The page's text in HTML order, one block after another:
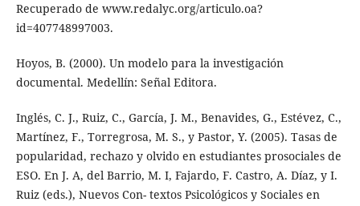
Recuperado de www.redalyc.org/articulo.oa?
id=407748997003.
Hoyos, B. (2000). Un modelo para la investigación
documental. Medellín: Señal Editora.
Inglés, C. J., Ruiz, C., García, J. M., Benavides, G., Estévez, C.,
Martínez, F., Torregrosa, M. S., y Pastor, Y. (2005). Tasas de
popularidad, rechazo y olvido en estudiantes prosociales de
ESO. En J. A, del Barrio, M. I, Fajardo, F. Castro, A. Díaz, y I.
Ruiz (eds.), Nuevos Con- textos Psicológicos y Sociales en